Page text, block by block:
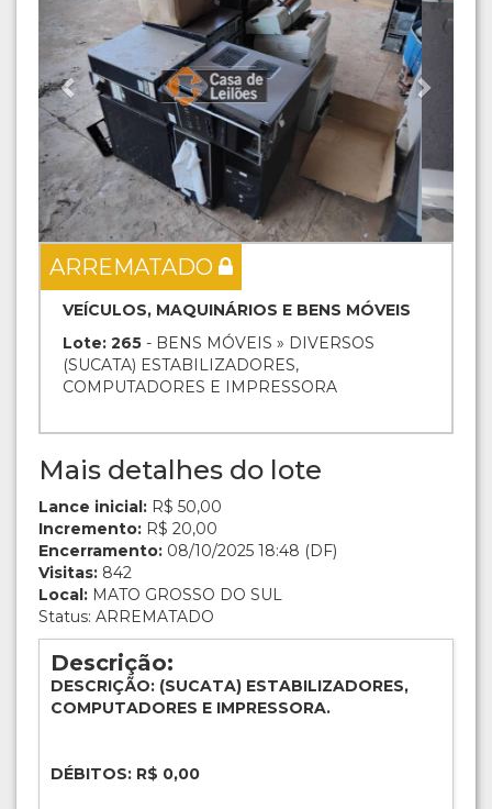
ARREMATADO
VEÍCULOS, MAQUINÁRIOS E BENS MÓVEIS
Lote: 265 - BENS MÓVEIS » DIVERSOS
(SUCATA) ESTABILIZADORES,
COMPUTADORES E IMPRESSORA
Mais detalhes do lote
Lance inicial: R$ 50,00
Incremento: R$ 20,00
Encerramento: 08/10/2025 18:48 (DF)
Visitas: 842
Local: MATO GROSSO DO SUL
Status: ARREMATADO
Descrição:
DESCRIÇÃO: (SUCATA) ESTABILIZADORES,
COMPUTADORES E IMPRESSORA.
DÉBITOS: R$ 0,00